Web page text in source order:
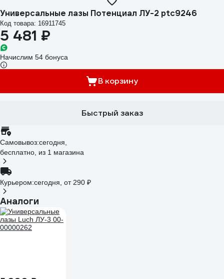
Универсальные лазы Потенциал ЛУ-2 ptc9246
Код товара: 16911745
5 481 ₽
Начислим 54 бонуса
В корзину
Быстрый заказ
Самовывоз:сегодня,
бесплатно , из 1 магазина
Курьером:сегодня, от 290 ₽
Аналоги